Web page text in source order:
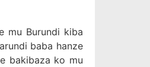
mu Burundi kiba
baba hanze
bakibaza ko mu